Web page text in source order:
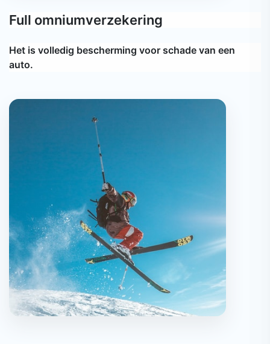
Full omniumverzekering
Het is volledig bescherming voor schade van een
auto.